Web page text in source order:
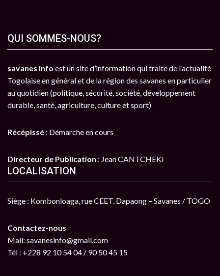
QUI SOMMES-NOUS?
savanes info est un site d’information qui traite de l’actualité
Togolaise en général et de la région des savanes en particulier
au quotidien (politique, sécurité, société, développement
durable, santé, agriculture, culture et sport)
Récépissé : Démarche en cours
Directeur de Publication : Jean CANTCHEKI
LOCALISATION
Siège : Kombonloaga, rue CEET, Dapaong – Savanes / TOGO
Contactez-nous
Mail: savanesinfo@gmail.com
Tél : +228 92 10 54 04 / 90 50 45 15